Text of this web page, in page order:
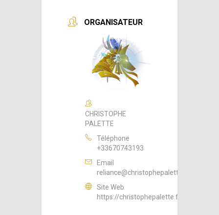
ORGANISATEUR
CHRISTOPHE
PALETTE
Téléphone
+33670743193
Email
reliance@christophepalette.fr
Site Web
https://christophepalette.fr